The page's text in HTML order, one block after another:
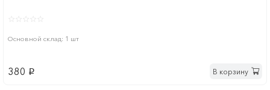
Основной склад: 1 шт
380 p В корзину